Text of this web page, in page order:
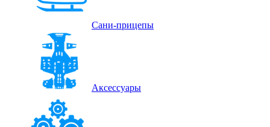
Сани-прицепы
Аксессуары